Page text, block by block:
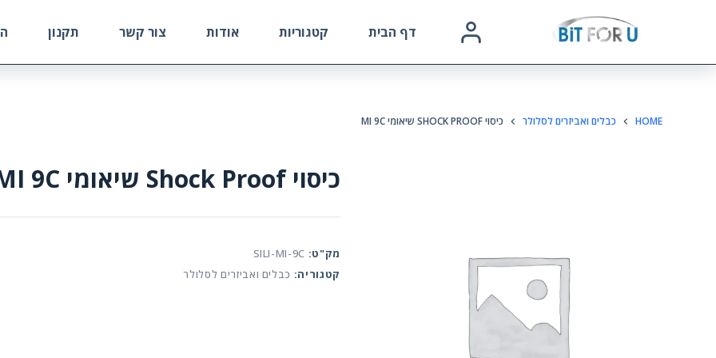
דף הבית קטגוריות אודות צור קשר תקנון
HOME כבלים ואביזרים לסלולר כיסוי SHOCK PROOF שיאומי MI 9C
כיסוי Shock Proof שיאומי MI 9C
מק"ט: SILI-MI-9C
קטגוריה: כבלים ואביזרים לסלולר